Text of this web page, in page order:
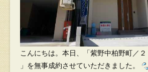
こんにちは。本日、「紫野中柏野町／
」を無事成約させていただきました。